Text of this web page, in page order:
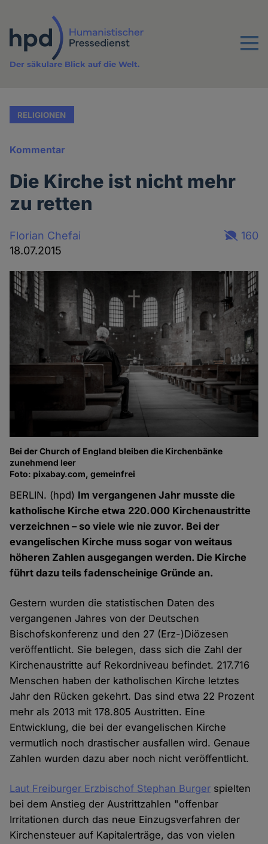
Inhalt
Menu
Der säkulare Blick auf die Welt.
RELIGIONEN
Kommentar
Die Kirche ist nicht mehr
zu retten
Florian Chefai
18.07.2015
160
Bei der Church of England bleiben die Kirchenbänke
zunehmend leer
Foto: pixabay.com, gemeinfrei
BERLIN. (hpd) Im vergangenen Jahr musste die
katholische Kirche etwa 220.000 Kirchenaustritte
verzeichnen – so viele wie nie zuvor. Bei der
evangelischen Kirche muss sogar von weitaus
höheren Zahlen ausgegangen werden. Die Kirche
führt dazu teils fadenscheinige Gründe an.
Gestern wurden die statistischen Daten des
vergangenen Jahres von der Deutschen
Bischofskonferenz und den 27 (Erz-)Diözesen
veröffentlicht. Sie belegen, dass sich die Zahl der
Kirchenaustritte auf Rekordniveau befindet. 217.716
Menschen haben der katholischen Kirche letztes
Jahr den Rücken gekehrt. Das sind etwa 22 Prozent
mehr als 2013 mit 178.805 Austritten. Eine
Entwicklung, die bei der evangelischen Kirche
vermutlich noch drastischer ausfallen wird. Genaue
Zahlen wurden dazu aber noch nicht veröffentlicht.
Laut Freiburger Erzbischof Stephan Burger spielten
bei dem Anstieg der Austrittzahlen "offenbar
Irritationen durch das neue Einzugsverfahren der
Kirchensteuer auf Kapitalerträge, das von vielen